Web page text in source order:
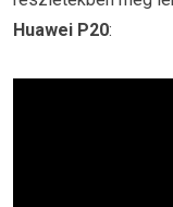
Huawei P20: